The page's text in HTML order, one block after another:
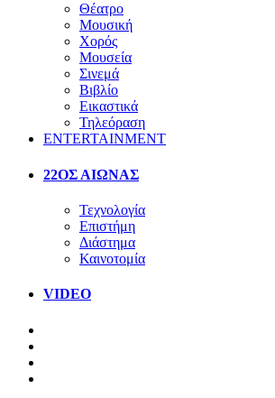
Θέατρο
Μουσική
Χορός
Μουσεία
Σινεμά
Βιβλίο
Εικαστικά
Τηλεόραση
ENTERTAINMENT
22ΟΣ ΑΙΩΝΑΣ
Τεχνολογία
Επιστήμη
Διάστημα
Καινοτομία
VIDEO